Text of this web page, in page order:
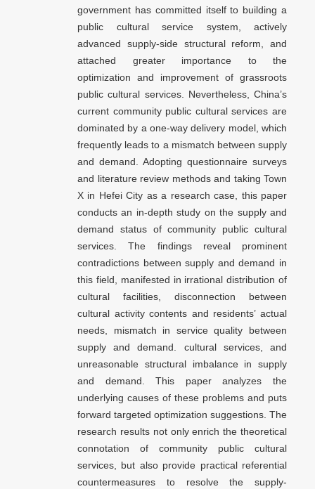
government has committed itself to building a
public cultural service system, actively
advanced supply-side structural reform, and
attached greater importance to the
optimization and improvement of grassroots
public cultural services. Nevertheless, China’s
current community public cultural services are
dominated by a one-way delivery model, which
frequently leads to a mismatch between supply
and demand. Adopting questionnaire surveys
and literature review methods and taking Town
X in Hefei City as a research case, this paper
conducts an in-depth study on the supply and
demand status of community public cultural
services. The findings reveal prominent
contradictions between supply and demand in
this field, manifested in irrational distribution of
cultural facilities, disconnection between
cultural activity contents and residents’ actual
needs, mismatch in service quality between
supply and demand. cultural services, and
unreasonable structural imbalance in supply
and demand. This paper analyzes the
underlying causes of these problems and puts
forward targeted optimization suggestions. The
research results not only enrich the theoretical
connotation of community public cultural
services, but also provide practical referential
countermeasures to resolve the supply-